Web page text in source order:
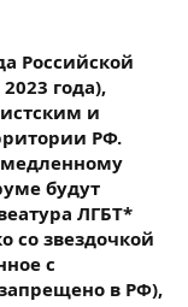
Российской
года),
и
РФ.
будут
ЛГБТ*
со звездочкой
с
в РФ),